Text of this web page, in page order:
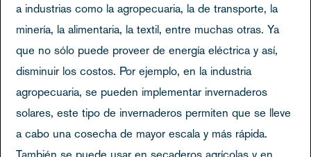
a industrias como la agropecuaria, la de transporte, la
minería, la alimentaria, la textil, entre muchas otras. Ya
que no sólo puede proveer de energía eléctrica y así,
disminuir los costos. Por ejemplo, en la industria
agropecuaria, se pueden implementar invernaderos
solares, este tipo de invernaderos permiten que se lleve
a cabo una cosecha de mayor escala y más rápida.
También se puede usar en secaderos agrícolas y en